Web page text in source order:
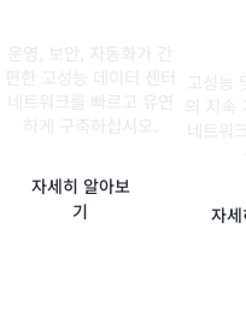
운영, 보안, 자동화가 간
편한 고성능 데이터 센터
네트워크를 빠르고 유연
하게 구축하십시오.
자세히 알아보
기
고성능
의 지속
네트워
자